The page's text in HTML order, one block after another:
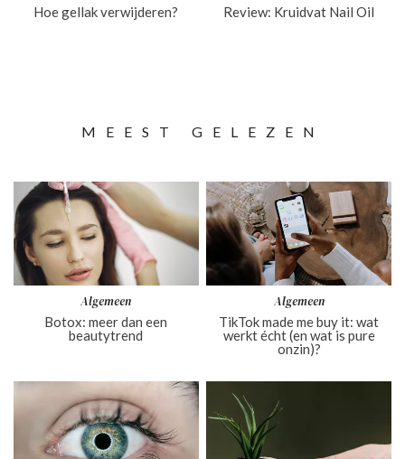
Hoe gellak verwijderen? Review: Kruidvat Nail Oil
MEEST GELEZEN
Algemeen
Botox: meer dan een
beautytrend
Algemeen
TikTok made me buy it: wat
werkt écht (en wat is pure
onzin)?